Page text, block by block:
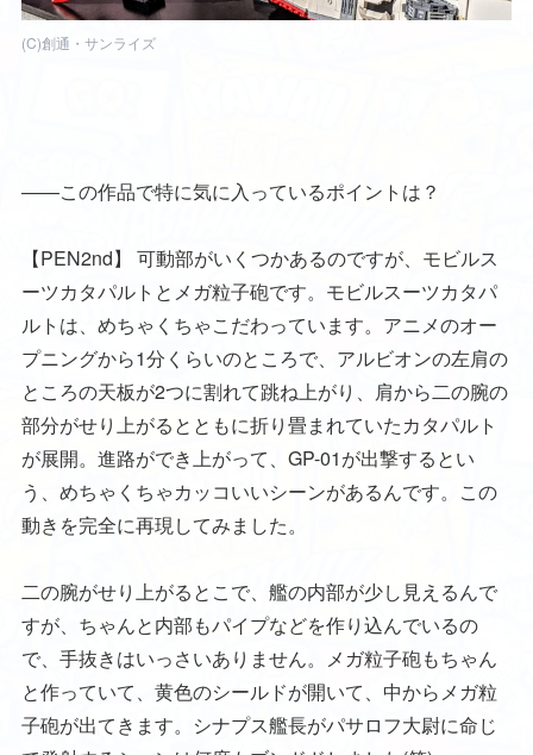
(C)創通・サンライズ
――この作品で特に気に入っているポイントは？
【PEN2nd】
可動部がいくつかあるのですが、モビルス
ーツカタパルトとメガ粒子砲です。モビルスーツカタパ
ルトは、めちゃくちゃこだわっています。アニメのオー
プニングから1分くらいのところで、アルビオンの左肩の
ところの天板が2つに割れて跳ね上がり、肩から二の腕の
部分がせり上がるとともに折り畳まれていたカタパルト
が展開。進路ができ上がって、GP-01が出撃するとい
う、めちゃくちゃカッコいいシーンがあるんです。この
動きを完全に再現してみました。
二の腕がせり上がるとこで、艦の内部が少し見えるんで
すが、ちゃんと内部もパイプなどを作り込んでいるの
で、手抜きはいっさいありません。メガ粒子砲もちゃん
と作っていて、黄色のシールドが開いて、中からメガ粒
子砲が出てきます。シナプス艦長がパサロフ大尉に命じ